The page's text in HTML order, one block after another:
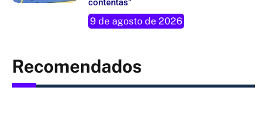
contentas”
9 de agosto de 2026
Recomendados